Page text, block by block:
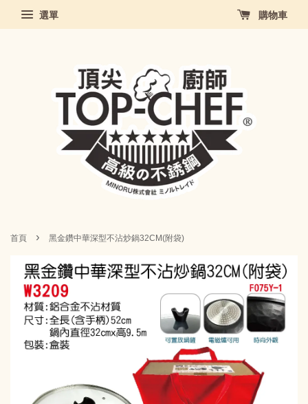
選單 購物車
首頁 › 黑金鑽中華深型不沾炒鍋32CM(附袋)